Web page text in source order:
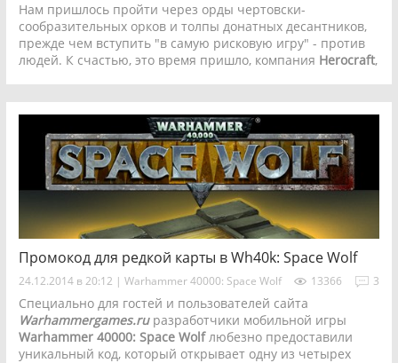
Нам пришлось пройти через орды чертовски-
сообразительных орков и толпы донатных десантников,
прежде чем вступить "в самую рисковую игру" - против
людей. К счастью, это время пришло, компания Herocraft,
между игроками.
Промокод для редкой карты в Wh40k: Space Wolf
24.12.2014 в 20:12 | Warhammer 40000: Space Wolf 3
13366
Специально для гостей и пользователей сайта
Warhammergames.ruразработчики мобильной игры
Warhammer 40000: Space Wolfлюбезно предоставили
уникальный код, который открывает одну из четырех